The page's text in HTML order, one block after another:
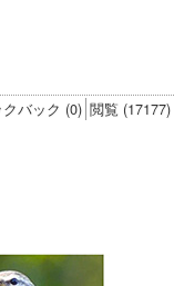
クバック (0) 閲覧 (17177)